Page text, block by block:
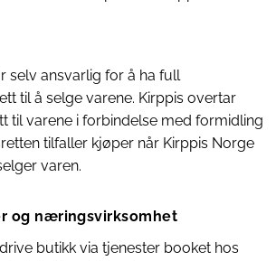
selv ansvarlig for å ha full
til å selge varene. Kirppis overtar
til varene i forbindelse med formidling
tilfaller kjøper når Kirppis Norge
varen.
og næringsvirksomhet
butikk via tjenester booket hos